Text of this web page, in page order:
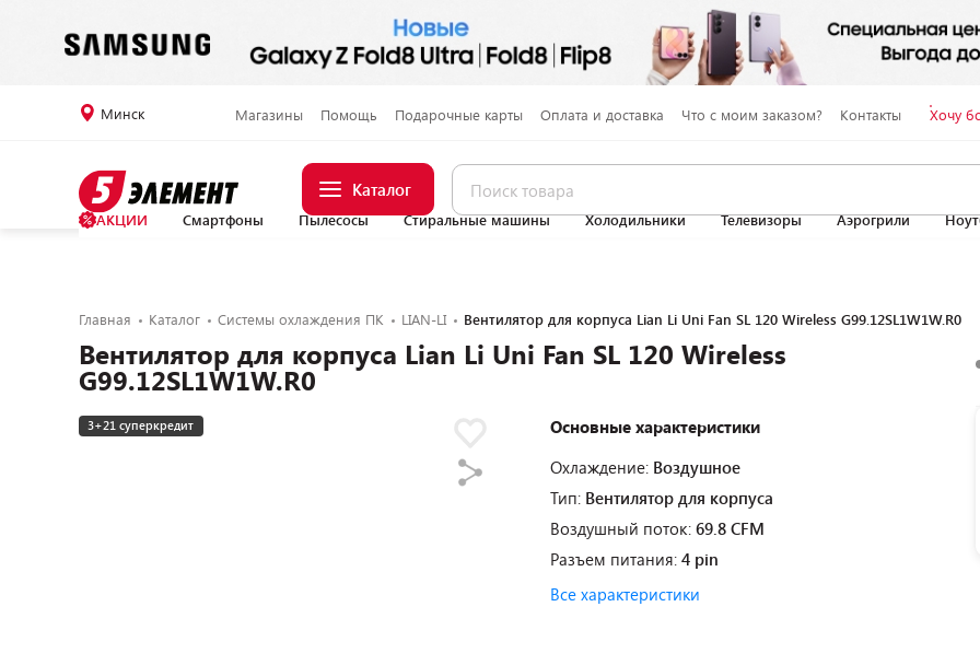
Минск Магазины Помощь Подарочные карты Оплата и доставка Что с моим заказом? Контакты Хочу
Каталог
АКЦИИ Смартфоны Пылесосы Стиральные машины Холодильники Телевизоры Аэрогрили
Главная Каталог Системы охлаждения ПК LIAN-LI Вентилятор для корпуса Lian Li Uni Fan SL 120 Wireless G99.12SL1W1W.R0
Вентилятор для корпуса Lian Li Uni Fan SL 120 Wireless
G99.12SL1W1W.R0
3+21 суперкредит
Основные характеристики
Охлаждение: Воздушное
Тип: Вентилятор для корпуса
Воздушный поток: 69.8 CFM
Разъем питания: 4 pin
Все характеристики